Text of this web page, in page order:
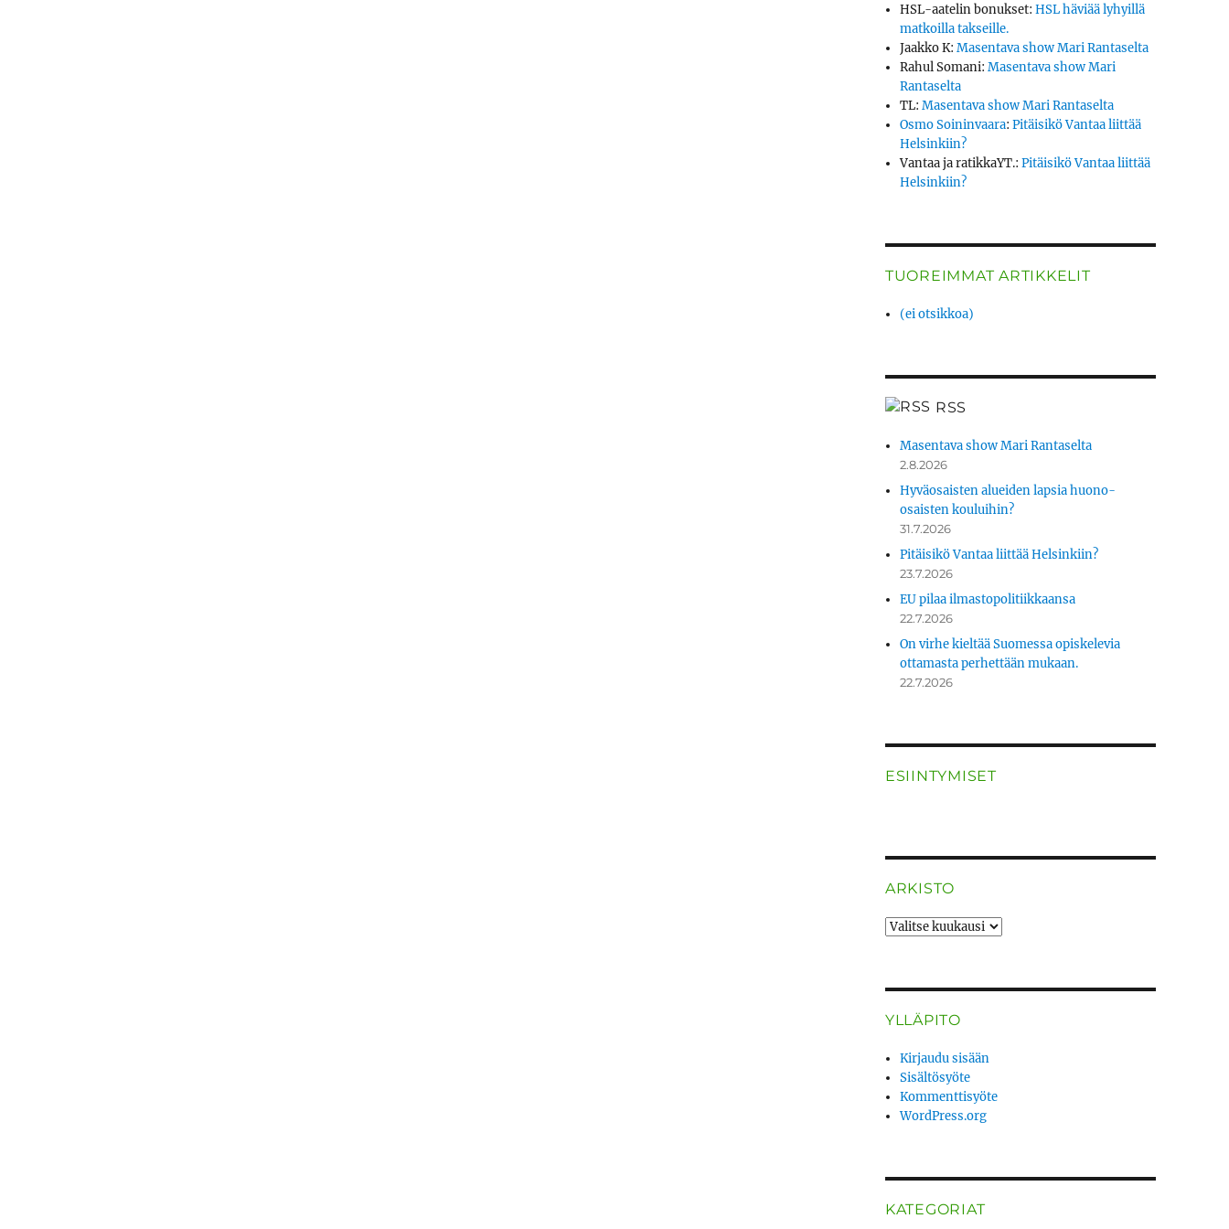
HSL-aatelin bonukset:HSL häviää lyhyillä
matkoilla takseille.
Jaakko K:Masentava show Mari Rantaselta
Rahul Somani:Masentava show Mari
Rantaselta
TL:Masentava show Mari Rantaselta
Osmo Soininvaara:Pitäisikö Vantaa liittää
Helsinkiin?
Vantaa ja ratikkaYT.:Pitäisikö Vantaa liittää
Helsinkiin?
TUOREIMMAT ARTIKKELIT
(ei otsikkoa)
RSS
Masentava show Mari Rantaselta
2.8.2026
Hyväosaisten alueiden lapsia huono-
osaisten kouluihin?
31.7.2026
Pitäisikö Vantaa liittää Helsinkiin?
23.7.2026
EU pilaa ilmastopolitiikkaansa
22.7.2026
On virhe kieltää Suomessa opiskelevia
ottamasta perhettään mukaan.
22.7.2026
ESIINTYMISET
ARKISTO
ARKISTO
YLLÄPITO
Kirjaudu sisään
Sisältösyöte
Kommenttisyöte
WordPress.org
KATEGORIAT